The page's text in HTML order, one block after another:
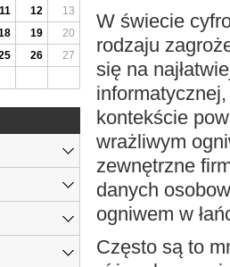
W świecie
rodzaju
się na
kontekście
wrażliwym
zewnętrzne
danych
ogniwem w
Często są to
11 12
13
19
20
26
27